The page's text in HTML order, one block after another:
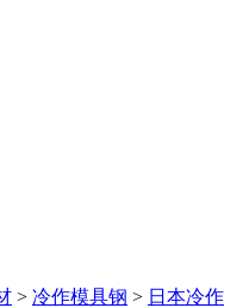
> 冷作模具钢 > 日本冷作